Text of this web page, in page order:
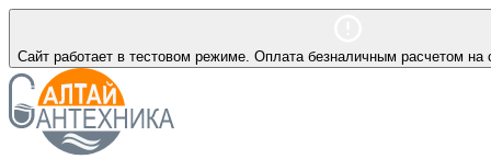
Сайт работает в тестовом режиме. Оплата безналичным расчетом на